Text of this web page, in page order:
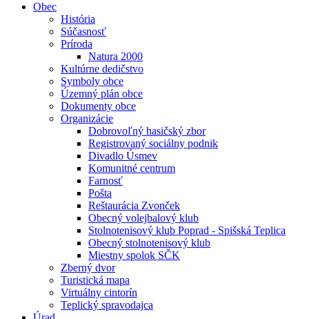
Obec
História
Súčasnosť
Príroda
Natura 2000
Kultúrne dedičstvo
Symboly obce
Územný plán obce
Dokumenty obce
Organizácie
Dobrovoľný hasičský zbor
Registrovaný sociálny podnik
Divadlo Úsmev
Komunitné centrum
Farnosť
Pošta
Reštaurácia Zvonček
Obecný volejbalový klub
Stolnotenisový klub Poprad - Spišská Teplica
Obecný stolnotenisový klub
Miestny spolok SČK
Zberný dvor
Turistická mapa
Virtuálny cintorín
Teplický spravodajca